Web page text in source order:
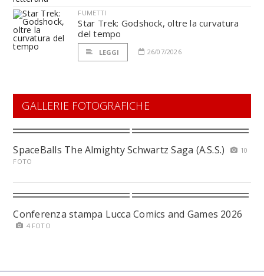
FUMETTI
Star Trek: Godshock, oltre la curvatura
del tempo
LEGGI 26/07/2026
GALLERIE FOTOGRAFICHE
SpaceBalls The Almighty Schwartz Saga (A.S.S.)
10
FOTO
Conferenza stampa Lucca Comics and Games 2026
4 FOTO